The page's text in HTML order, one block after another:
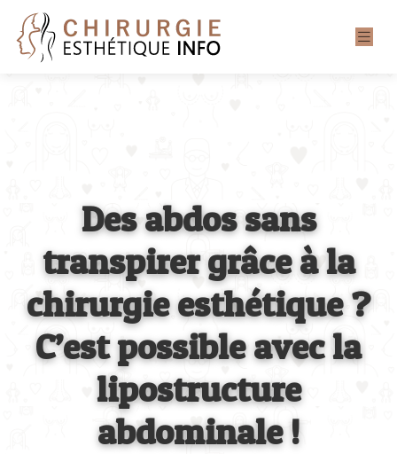
Des abdos sans
transpirer grâce à la
chirurgie esthétique ?
C’est possible avec la
lipostructure
abdominale !